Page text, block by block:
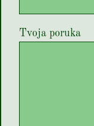
Tvoja poruka